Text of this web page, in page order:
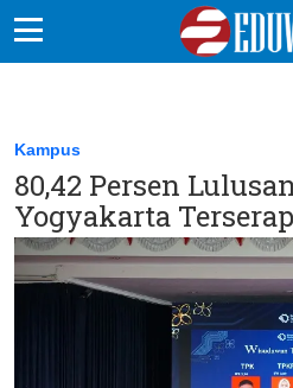
Sekolah Kita
Vokasi
Kampus
Idea
Kampus
80,42 Persen
Yogyakarta